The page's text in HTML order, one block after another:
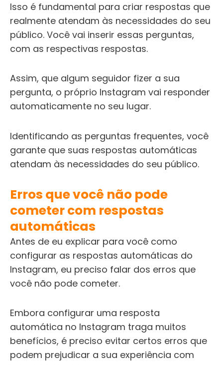
Isso é fundamental para criar respostas que
realmente atendam às necessidades do seu
público. Você vai inserir essas perguntas,
com as respectivas respostas.
Assim, que algum seguidor fizer a sua
pergunta, o próprio Instagram vai responder
automaticamente no seu lugar.
Identificando as perguntas frequentes, você
garante que suas respostas automáticas
atendam às necessidades do seu público.
Erros que você não pode
cometer com respostas
automáticas
Antes de eu explicar para você como
configurar as respostas automáticas do
Instagram, eu preciso falar dos erros que
você não pode cometer.
Embora configurar uma resposta
automática no Instagram traga muitos
benefícios, é preciso evitar certos erros que
podem prejudicar a sua experiência com